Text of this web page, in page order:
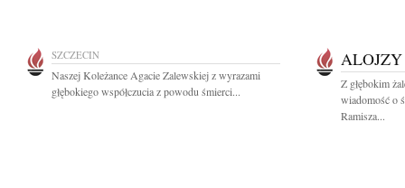
SZCZECIN
Naszej Koleżance Agacie Zalewskiej z wyrazami
głębokiego współczucia z powodu śmierci...
Z głębokim
wiadomość o
Ramisza...